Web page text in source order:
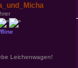
Leichenwagen!